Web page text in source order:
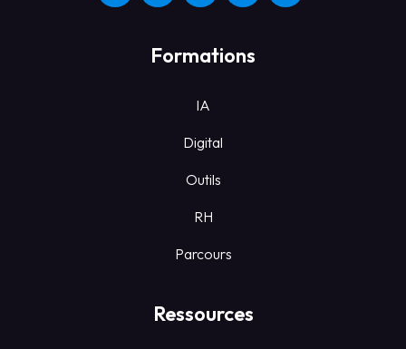
Formations
IA
Digital
Outils
RH
Parcours
Ressources